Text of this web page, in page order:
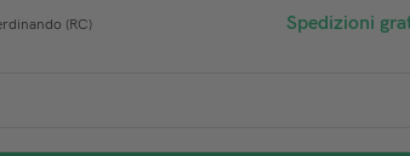
(RC) Spedizioni